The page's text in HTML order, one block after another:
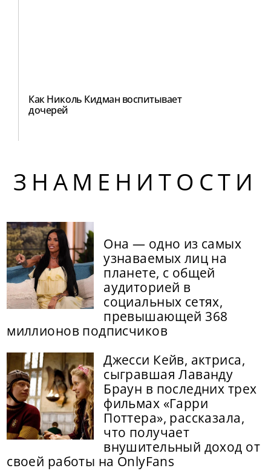
Как Николь Кидман воспитывает
дочерей
ЗНАМЕНИТОСТИ
Она — одно из самых
узнаваемых лиц на
планете, с общей
аудиторией в
социальных сетях,
превышающей 368
миллионов подписчиков
Джесси Кейв, актриса,
сыгравшая Лаванду
Браун в последних трех
фильмах «Гарри
Поттера», рассказала,
что получает
внушительный доход от
своей работы на OnlyFans